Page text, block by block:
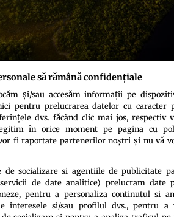
Politica de confidenţialitate
să rămână confidențiale
și/sau accesăm informații pe
pentru prelucrarea datelor cu caracter
dvs. făcând clic mai jos, respectiv
în orice moment pe pagina cu
fi raportate partenerilor noștri și nu vă
socializare si agentiile de publicitate
de date analitice) prelucram date
pentru a personaliza continutul si
interesele si/sau profilul dvs., pentru a